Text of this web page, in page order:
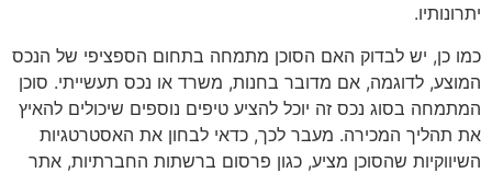
יתרונותיו.
כמו כן, יש לבדוק האם הסוכן מתמחה בתחום הספציפי של הנכס
המוצע, לדוגמה, אם מדובר בחנות, משרד או נכס תעשייתי. סוכן
המתמחה בסוג נכס זה יוכל להציע טיפים נוספים שיכולים להאיץ
את תהליך המכירה. מעבר לכך, כדאי לבחון את האסטרטגיות
השיווקיות שהסוכן מציע, כגון פרסום ברשתות החברתיות, אתר